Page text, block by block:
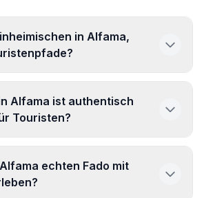
in Alfama,
Alfama ist authentisch
Touristen?
echten Fado mit